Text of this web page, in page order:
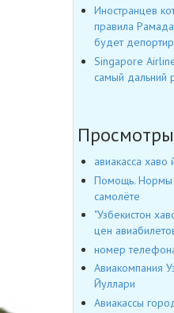
Иностранцев
правила
будет
Singapore
самый дальний
авиакасса хаво
Помощь. Нормы
самолёте
"Узбекистон
цен
номер
Авиакомпания
Йуллари
Авиакассы